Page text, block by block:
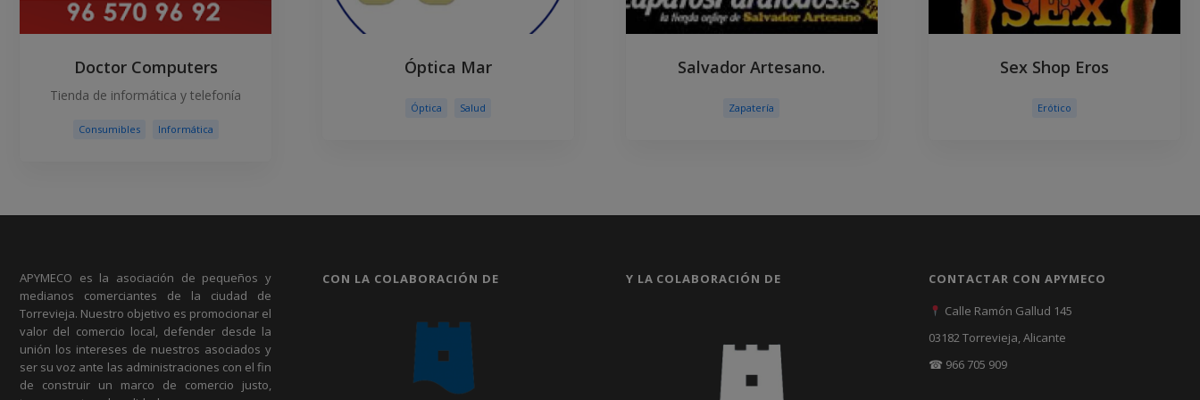
Doctor Computers
Tienda de informática y telefonía
Consumibles Informática
Óptica Mar
Óptica Salud
Salvador Artesano.
Zapatería
Sex Shop Eros
Erótico
APYMECO es la asociación de pequeños y
medianos comerciantes de la ciudad de
Torrevieja. Nuestro objetivo es promocionar el
valor del comercio local, defender desde la
unión los intereses de nuestros asociados y
ser su voz ante las administraciones con el fin
de construir un marco de comercio justo,
CON LA COLABORACIÓN DE Y LA COLABORACIÓN DE
CONTACTAR CON APYMECO
Calle Ramón Gallud 145
03182 Torrevieja, Alicante
☎ 966 705 909